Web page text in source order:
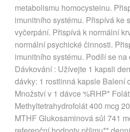
metabolismu homocysteinu.
imunitního systému. Přispívá ke
vyčerpání. Přispívá k normální
normální psychické činnosti.
imunitního systému. Podílí se
Dávkování : Užívejte 1 kapsli
dávky: 1 rostlinná kapsle Balení
Množství v 1 dávce %RHP*
Methyltetrahydrofolát 400 mcg
MTHF Glukosaminová sůl 741